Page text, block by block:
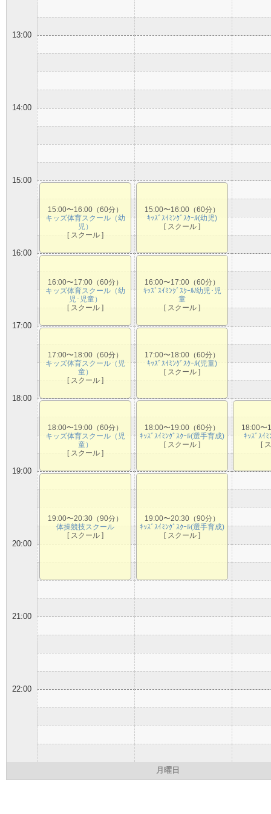
13:00
14:00
15:00
16:00
17:00
18:00
19:00
20:00
21:00
22:00
月曜日
15:00〜16:00（60分）
キッズ体育スクール（幼
児）
[ スクール ]
16:00〜17:00（60分）
キッズ体育スクール（幼
児･児童）
[ スクール ]
17:00〜18:00（60分）
キッズ体育スクール（児
童）
[ スクール ]
18:00〜19:00（60分）
キッズ体育スクール（児
童）
[ スクール ]
19:00〜20:30（90分）
体操競技スクール
[ スクール ]
15:00〜16:00（60分）
ｷｯｽﾞｽｲﾐﾝｸﾞｽｸｰﾙ(幼児)
[ スクール ]
16:00〜17:00（60分）
ｷｯｽﾞｽｲﾐﾝｸﾞｽｸｰﾙ/幼児･児
童
[ スクール ]
17:00〜18:00（60分）
ｷｯｽﾞｽｲﾐﾝｸﾞｽｸｰﾙ(児童)
[ スクール ]
18:00〜19:00（60分）
ｷｯｽﾞｽｲﾐﾝｸﾞｽｸｰﾙ(選手育成)
[ スクール ]
18:00〜
ｷｯｽﾞｽｲ
[
19:00〜20:30（90分）
ｷｯｽﾞｽｲﾐﾝｸﾞｽｸｰﾙ(選手育成)
[ スクール ]